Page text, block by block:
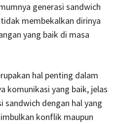
generasi sandwich
membekalkan dirinya
yang baik di masa
hal penting dalam
komunikasi yang baik, jelas
sandwich dengan hal yang
konflik maupun